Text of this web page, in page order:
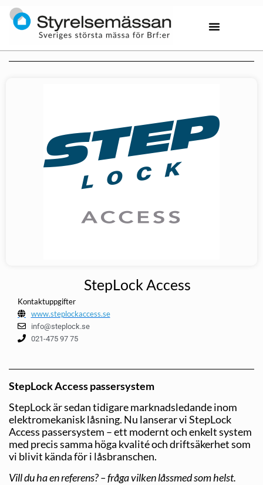
StepLock Access
Kontaktuppgifter
www.steplockaccess.se
info@steplock.se
021-475 97 75
StepLock Access passersystem
StepLock är sedan tidigare marknadsledande inom
elektromekanisk låsning. Nu lanserar vi StepLock
Access passersystem – ett modernt och enkelt system
med precis samma höga kvalité och driftsäkerhet som
vi blivit kända för i låsbranschen.
Vill du ha en referens? – fråga vilken låssmed som helst.